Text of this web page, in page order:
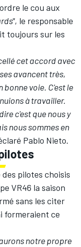
le cou aux
, le responsable
toujours sur les
cet accord avec
avancent très,
bonne voie. C'est le
à travailler.
c'est que nous y
nous sommes en
Pablo Nieto.
pilotes choisis
VR46 la saison
sans les citer
formeraient ce
notre propre